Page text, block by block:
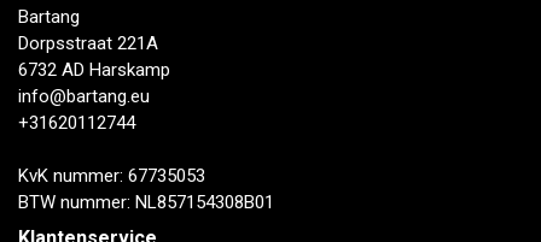
Bartang
Dorpsstraat 221A
6732 AD Harskamp
info@bartang.eu
+31620112744
KvK nummer: 67735053
BTW nummer: NL857154308B01